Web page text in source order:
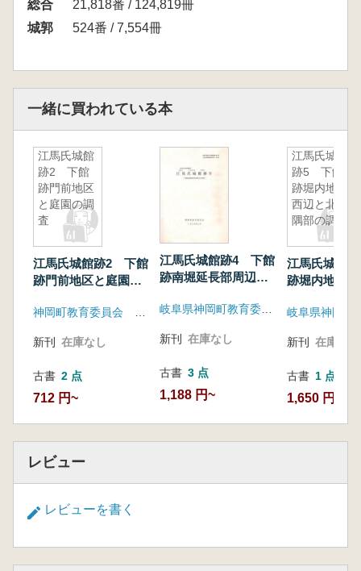
総合
21,818番 / 124,819冊
城郭
524番 / 7,554冊
一緒に買われている本
江馬氏城館
跡2 下館
跡門前地区
と庭園の調
査
江馬氏城館跡2 下館
跡門前地区と庭園の
新刊 在庫なし
古書 2 点
712 円~
江馬氏城館跡4 下館
跡南堀延長部周辺の
岐阜県神岡町教育委員会
新刊 在庫なし
古書 3 点
1,188 円~
江馬氏城館
跡5 下館
跡堀内地区
西辺と北西
隅部の調査
江馬氏城館
跡堀内地区
新刊 在庫なし
古書 1 点
1,650 円
レビュー
レビューを書く